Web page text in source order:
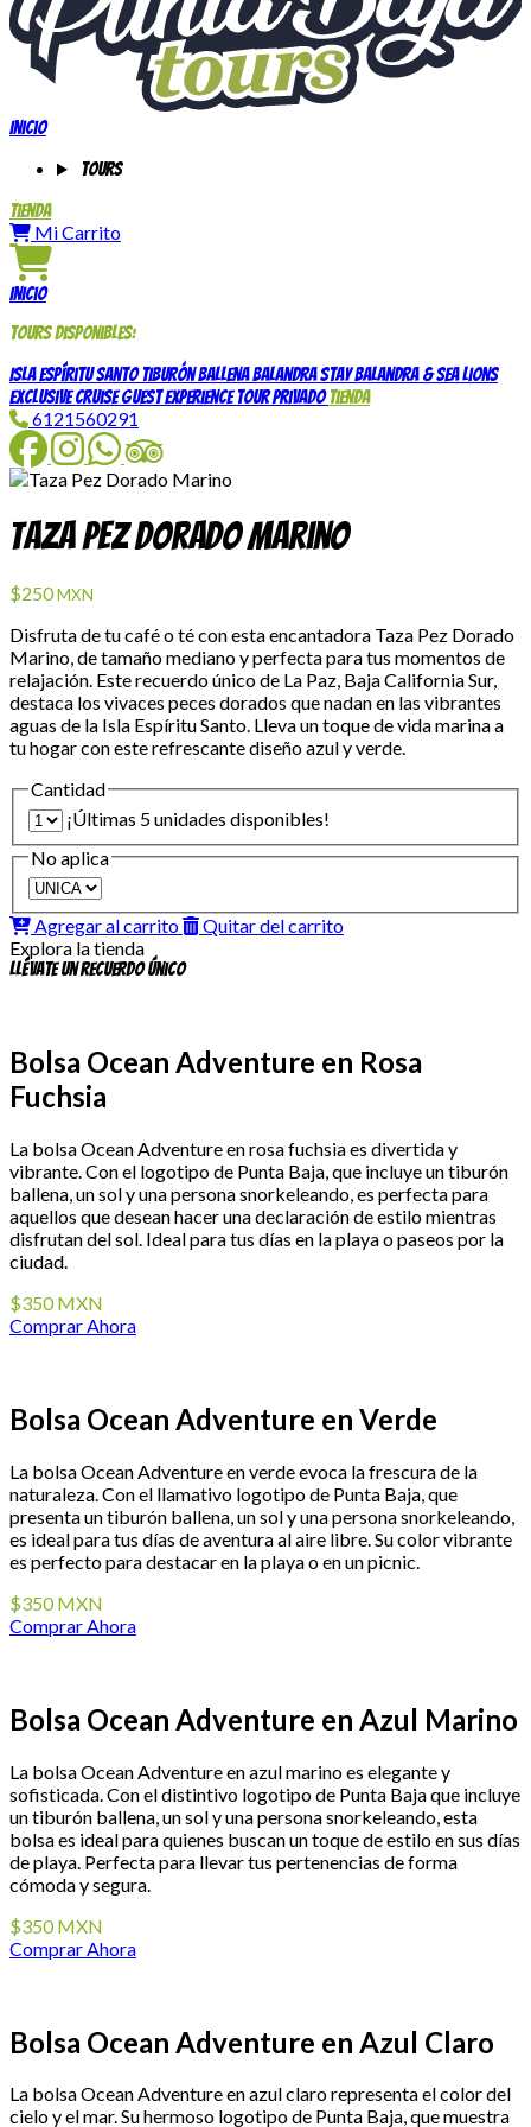
Inicio
Tours
Tienda
Mi Carrito
Inicio
Tours disponibles:
Isla Espíritu SantoTiburón BallenaBalandra StayBalandra & Sea Lions
Exclusive Cruise Guest ExperienceTour PrivadoTienda
6121560291
FacebookInstagram
WhatsAppTripAdvisor
Taza Pez Dorado Marino
$250MXN
Disfruta de tu café o té con esta encantadora Taza Pez Dorado
Marino, de tamaño mediano y perfecta para tus momentos de
relajación. Este recuerdo único de La Paz, Baja California Sur,
destaca los vivaces peces dorados que nadan en las vibrantes
aguas de la Isla Espíritu Santo. Lleva un toque de vida marina a
tu hogar con este refrescante diseño azul y verde.
Cantidad
¡Últimas 5 unidades disponibles!
No aplica
Agregar al carrito
Quitar del carrito
Explora la tienda
Llévate un recuerdo único
Bolsa Ocean Adventure en Rosa
Fuchsia
La bolsa Ocean Adventure en rosa fuchsia es divertida y
vibrante. Con el logotipo de Punta Baja, que incluye un tiburón
ballena, un sol y una persona snorkeleando, es perfecta para
aquellos que desean hacer una declaración de estilo mientras
disfrutan del sol. Ideal para tus días en la playa o paseos por la
ciudad.
$350 MXN
Comprar Ahora
Bolsa Ocean Adventure en Verde
La bolsa Ocean Adventure en verde evoca la frescura de la
naturaleza. Con el llamativo logotipo de Punta Baja, que
presenta un tiburón ballena, un sol y una persona snorkeleando,
es ideal para tus días de aventura al aire libre. Su color vibrante
es perfecto para destacar en la playa o en un picnic.
$350 MXN
Comprar Ahora
Bolsa Ocean Adventure en Azul Marino
La bolsa Ocean Adventure en azul marino es elegante y
sofisticada. Con el distintivo logotipo de Punta Baja que incluye
un tiburón ballena, un sol y una persona snorkeleando, esta
bolsa es ideal para quienes buscan un toque de estilo en sus días
de playa. Perfecta para llevar tus pertenencias de forma
cómoda y segura.
$350 MXN
Comprar Ahora
Bolsa Ocean Adventure en Azul Claro
La bolsa Ocean Adventure en azul claro representa el color del
cielo y el mar. Su hermoso logotipo de Punta Baja, que muestra